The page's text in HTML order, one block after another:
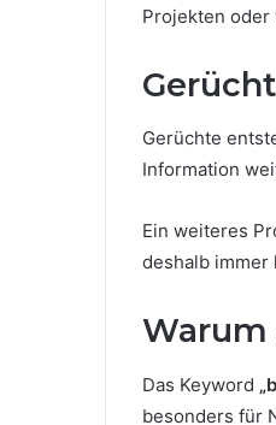
Projekten oder
Gerüchte
Information
Ein weiteres
deshalb
Warum
Das Keyword
besonders für